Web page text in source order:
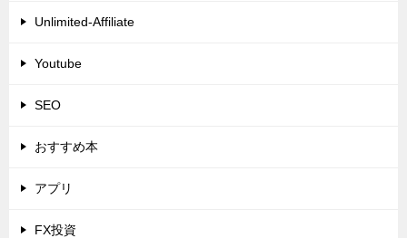
Unlimited-Affiliate
Youtube
SEO
おすすめ本
アプリ
FX投資